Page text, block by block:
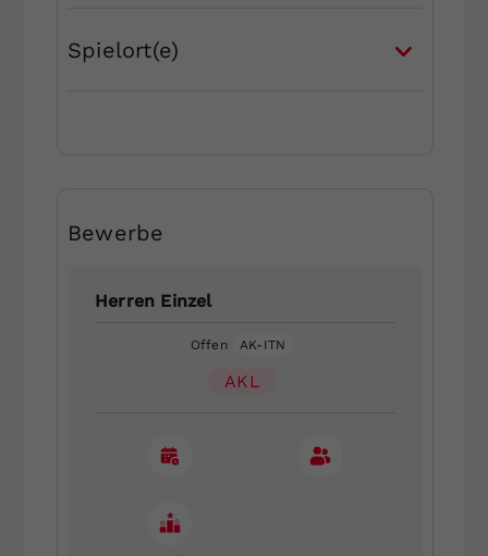
Spielort(e)
Bewerbe
Herren Einzel
Offen AK-ITN
AKL